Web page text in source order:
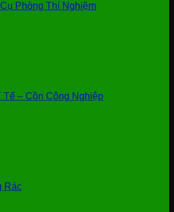
Phòng Thí Nghiệm
Tế – Cồn Công Nghiệp
Rác